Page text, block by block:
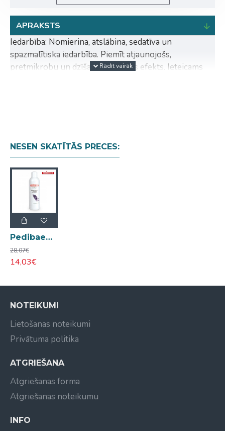
APRAKSTS
Iedarbība: Nomierina, atslābina, sedatīva un
spazmalītiska iedarbība. Piemīt atjaunojošs,
pretmikrobu un dzīšanu veicinošs efekts. Ieteicams
stimulē ādas šūnu metabolismu
Lietošana: pusīti vāciņa pievienot 36-38°C siltam
ūdenim. Procedūras ilgums: 5-10 minūtes.
NESEN SKATĪTĀS PRECES:
Pedibaehr Wellness lavanda augu vanniņa 1L
28,07€
14,03€
NOTEIKUMI
Lietošanas noteikumi
Privātuma politika
ATGRIEŠANA
Atgriešanas forma
Atgriešanas noteikumu
INFO